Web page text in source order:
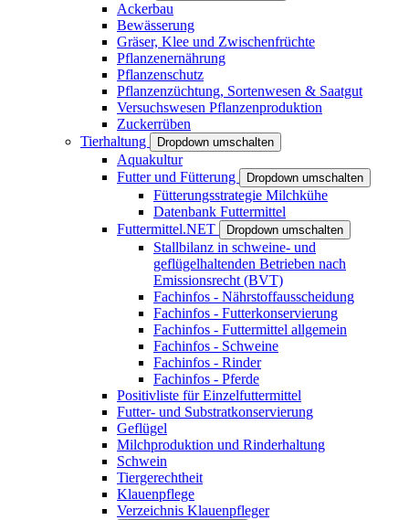
Ackerbau
Bewässerung
Gräser, Klee und Zwischenfrüchte
Pflanzenernährung
Pflanzenschutz
Pflanzenzüchtung, Sortenwesen & Saatgut
Versuchswesen Pflanzenproduktion
Zuckerrüben
Tierhaltung
Dropdown umschalten
Aquakultur
Futter und Fütterung
Dropdown umschalten
Fütterungsstrategie Milchkühe
Datenbank Futtermittel
Futtermittel.NET
Dropdown umschalten
Stallbilanz in schweine- und
geflügelhaltenden Betrieben nach
Emissionsrecht (BVT)
Fachinfos - Nährstoffausscheidung
Fachinfos - Futterkonservierung
Fachinfos - Futtermittel allgemein
Fachinfos - Schweine
Fachinfos - Rinder
Fachinfos - Pferde
Positivliste für Einzelfuttermittel
Futter- und Substratkonservierung
Geflügel
Milchproduktion und Rinderhaltung
Schwein
Tiergerechtheit
Klauenpflege
Verzeichnis Klauenpfleger